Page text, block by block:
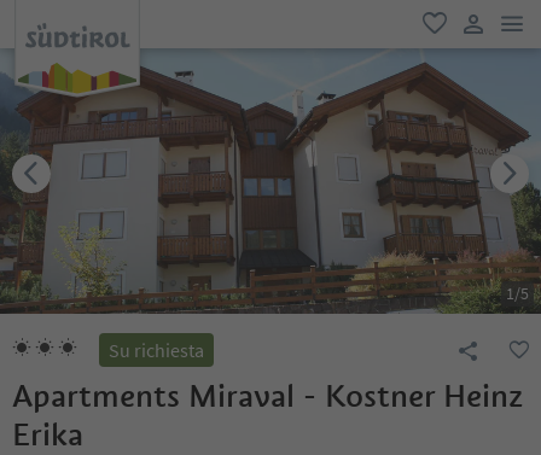
favoriti
user link
1/5
Su richiesta
Apartments Miraval - Kostner Heinz
Erika